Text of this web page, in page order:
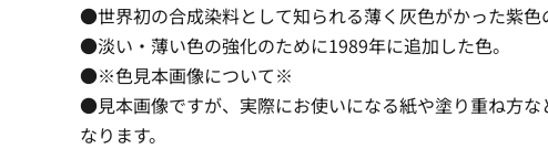
●世界初の合成染料として知られる薄く灰色がかった紫色
●淡い・薄い色の強化のために1989年に追加した色。
●※色見本画像について※
●見本画像ですが、実際にお使いになる紙や塗り重ね方な
なります。